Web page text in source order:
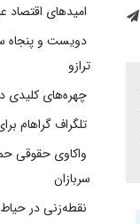
امیدهای اقتصاد
دویست و پنجاه
ترازو
چهره‌های کلیدی
تلگراف گراهام
واکاوی حقوقی
سربازان
نقطه‌زنی در